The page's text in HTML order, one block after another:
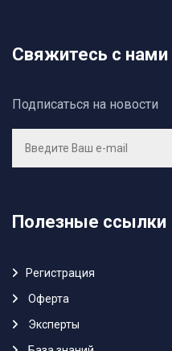
Свяжитесь с нами
Подписаться на новости
Полезные ссылки
Регистрация
Oферта
Эксперты